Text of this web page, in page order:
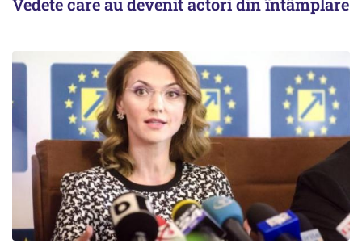
Vedete care au devenit actori din întâmplare